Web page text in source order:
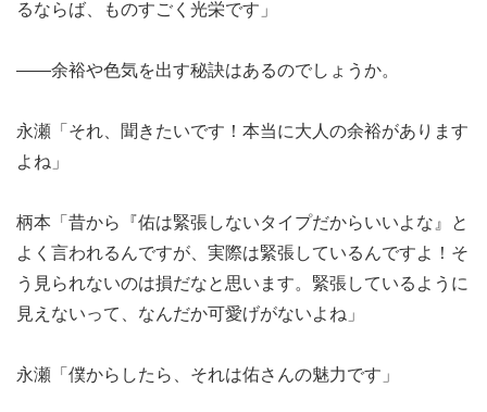
るならば、ものすごく光栄です」
――余裕や色気を出す秘訣はあるのでしょうか。
永瀬「それ、聞きたいです！本当に大人の余裕があります
よね」
柄本「昔から『佑は緊張しないタイプだからいいよな』と
よく言われるんですが、実際は緊張しているんですよ！そ
う見られないのは損だなと思います。緊張しているように
見えないって、なんだか可愛げがないよね」
永瀬「僕からしたら、それは佑さんの魅力です」